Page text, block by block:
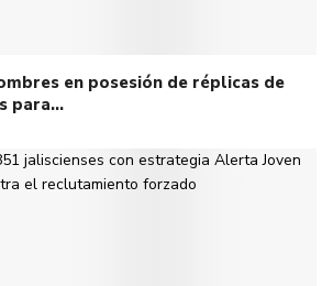
en posesión de réplicas de
para…